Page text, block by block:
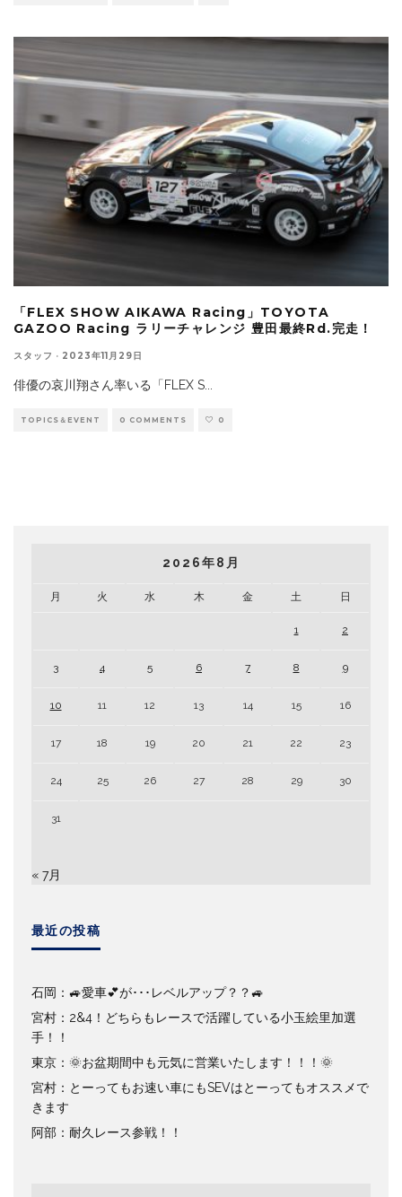
「FLEX SHOW AIKAWA Racing」TOYOTA
GAZOO Racing ラリーチャレンジ 豊田最終Rd.完走！
スタッフ · 2023年11月29日
俳優の哀川翔さん率いる「FLEX S...
TOPICS＆EVENT 0 COMMENTS 0
2026年8月
月 火 水 木 金 土 日
1 2
3 4 5 6 7 8 9
10 11 12 13 14 15 16
17 18 19 20 21 22 23
24 25 26 27 28 29 30
31
« 7月
最近の投稿
石岡：🚙愛車💕が･･･レベルアップ？？🚙
宮村：2&4！どちらもレースで活躍している小玉絵里加選
手！！
東京：🌞お盆期間中も元気に営業いたします！！！🌞
宮村：とーってもお速い車にもSEVはとーってもオススメで
きます
阿部：耐久レース参戦！！